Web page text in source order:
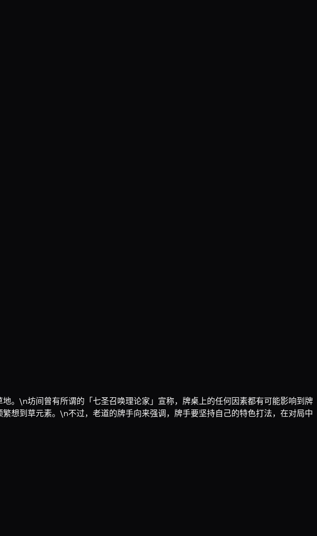
。\n坊间曾有所谓的「七圣召唤理论家」宣称，牌桌上的任何因素都有可能影响到牌
想到草元素。\n不过，老道的牌手向来强调，牌手要坚持自己的特色打法，在对局中